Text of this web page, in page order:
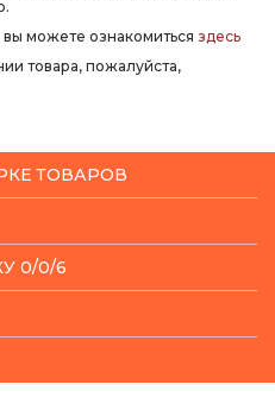
можете ознакомиться здесь
товара, пожалуйста,
ТОВАРОВ
0/0/6